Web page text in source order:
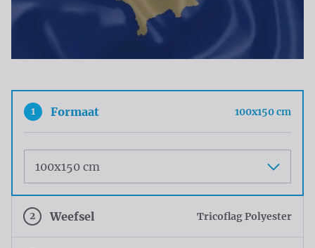
1 Formaat 100x150 cm
2 Weefsel Tricoflag Polyester